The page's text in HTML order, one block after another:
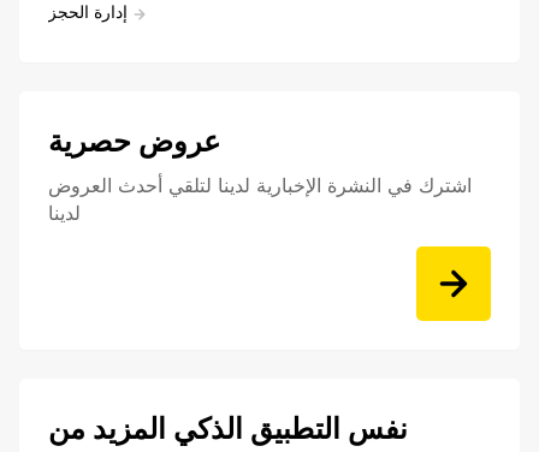
إدارة الحجز
عروض حصرية
اشترك في النشرة الإخبارية لدينا لتلقي أحدث العروض
لدينا
نفس التطبيق الذكي المزيد من